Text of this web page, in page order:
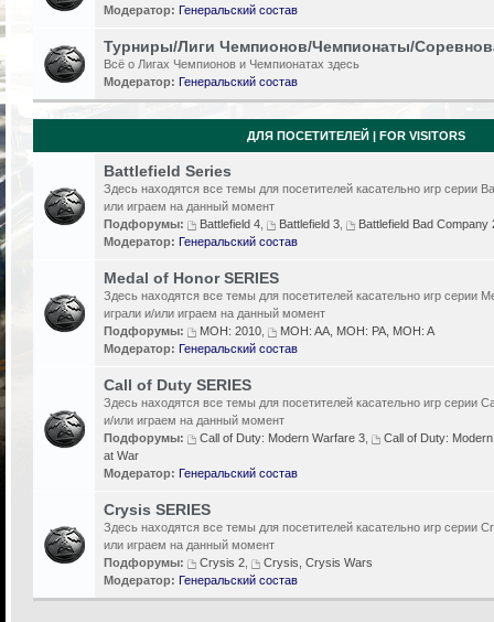
Модератор: Генеральский состав
Турниры/Лиги Чемпионов/Чемпионаты/
Всё о Лигах Чемпионов и Чемпионатах здесь
Модератор: Генеральский состав
ДЛЯ ПОСЕТИТЕЛЕЙ | FOR VISITORS
Battlefield Series
Здесь находятся все темы для посетителей касательно игр серии
или играем на данный момент
Подфорумы:
Battlefield 4 Battlefield 3
Battlefield Bad Company
Модератор: Генеральский состав
Medal of Honor SERIES
Здесь находятся все темы для посетителей касательно игр серии
играли и/или играем на данный момент
Подфорумы:
MOH: 2010
MOH: AA, MOH: PA, MOH: A
Модератор: Генеральский состав
Call of Duty SERIES
Здесь находятся все темы для посетителей касательно игр серии
и/или играем на данный момент
Подфорумы:
Call of Duty: Modern Warfare 3
Call of Duty:
at War
Модератор: Генеральский состав
Crysis SERIES
Здесь находятся все темы для посетителей касательно игр серии
или играем на данный момент
Подфорумы:
Crysis 2
Crysis, Crysis Wars
Модератор: Генеральский состав